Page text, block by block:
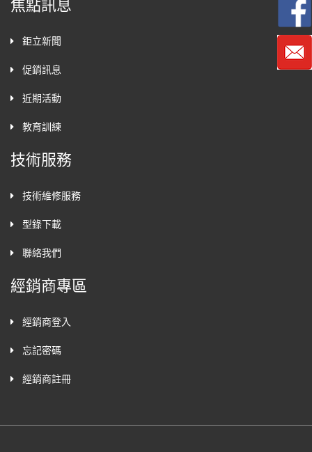
焦點訊息
鉅立新聞
促銷訊息
近期活動
教育訓練
技術服務
技術維修服務
型錄下載
聯絡我們
經銷商專區
經銷商登入
忘記密碼
經銷商註冊